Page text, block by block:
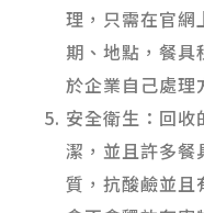
理，只需在官網
期、地點，餐具
於企業自己處理
安全衛生：回
潔，並且許多餐
質，抗酸鹼並且